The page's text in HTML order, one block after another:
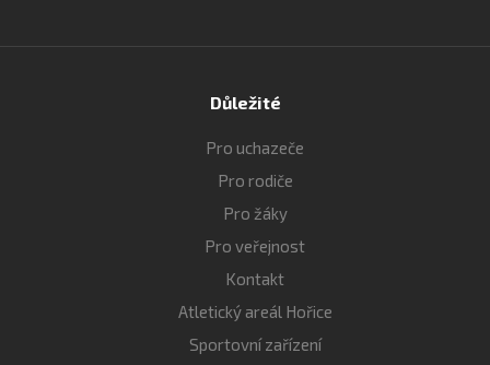
Důležité
Pro uchazeče
Pro rodiče
Pro žáky
Pro veřejnost
Kontakt
Atletický areál Hořice
Sportovní zařízení